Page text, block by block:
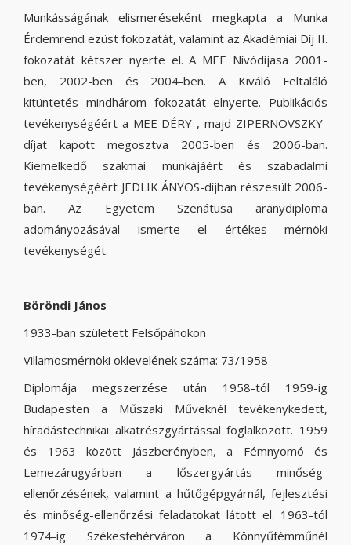
Munkásságának elismeréseként megkapta a Munka
Érdemrend ezüst fokozatát, valamint az Akadémiai Díj II.
fokozatát kétszer nyerte el. A MEE Nívódíjasa 2001-
ben, 2002-ben és 2004-ben. A Kiváló Feltaláló
kitüntetés mindhárom fokozatát elnyerte. Publikációs
tevékenységéért a MEE DÉRY-, majd ZIPERNOVSZKY-
díjat kapott megosztva 2005-ben és 2006-ban.
Kiemelkedő szakmai munkájáért és szabadalmi
tevékenységéért JEDLIK ÁNYOS-díjban részesült 2006-
ban. Az Egyetem Szenátusa aranydiploma
adományozásával ismerte el értékes mérnöki
tevékenységét.
Böröndi János
1933-ban született Felsőpáhokon
Villamosmérnöki oklevelének száma: 73/1958
Diplomája megszerzése után 1958-tól 1959-ig
Budapesten a Műszaki Műveknél tevékenykedett,
híradástechnikai alkatrészgyártással foglalkozott. 1959
és 1963 között Jászberényben, a Fémnyomó és
Lemezárugyárban a lőszergyártás minőség-
ellenőrzésének, valamint a hűtőgépgyárnál, fejlesztési
és minőség-ellenőrzési feladatokat látott el. 1963-tól
1974-ig Székesfehérváron a Könnyűfémműnél